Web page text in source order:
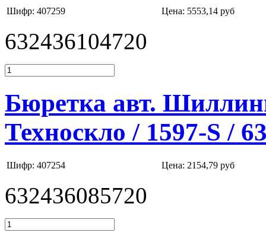
Шифр: 407259 Цена: 5553,14 руб
632436104720
Бюретка авт.
Техноскло / 1597-S /
Шифр: 407254 Цена: 2154,79 руб
632436085720